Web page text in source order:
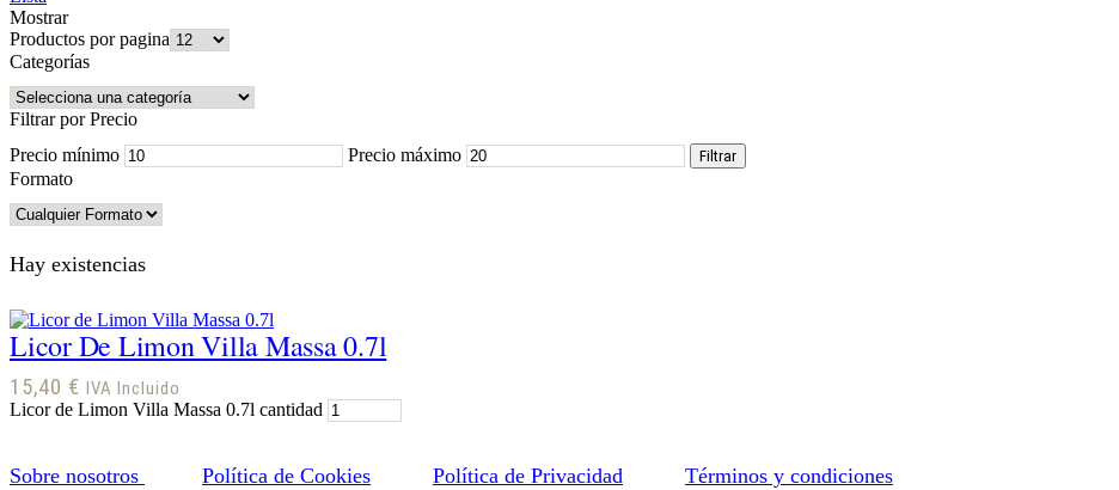
Mostrar
Productos por pagina
Categorías
Filtrar por Precio
Precio mínimo
Precio máximo Filtrar
Formato
Hay existencias
Licor De Limon Villa Massa 0.7l
15,40 € IVA Incluido
Licor de Limon Villa Massa 0.7l cantidad
Sobre nosotros Política de Cookies Política de Privacidad Términos y condiciones